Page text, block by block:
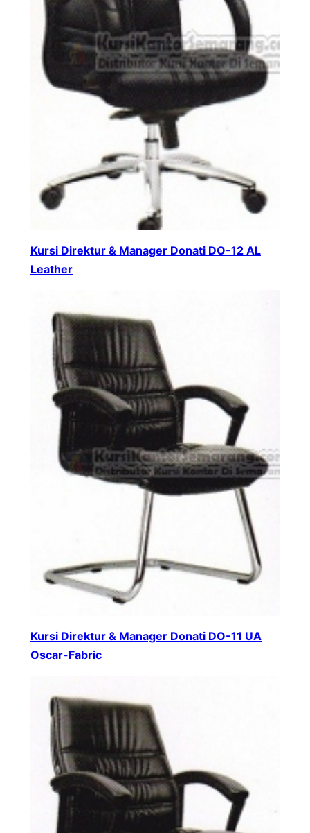
Kursi Direktur & Manager Donati DO-12 AL
Leather
Kursi Direktur & Manager Donati DO-11 UA
Oscar-Fabric